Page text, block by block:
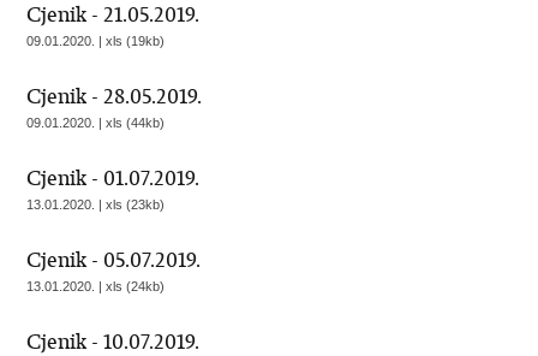
Cjenik - 21.05.2019.
09.01.2020. | xls (19kb)
Cjenik - 28.05.2019.
09.01.2020. | xls (44kb)
Cjenik - 01.07.2019.
13.01.2020. | xls (23kb)
Cjenik - 05.07.2019.
13.01.2020. | xls (24kb)
Cjenik - 10.07.2019.